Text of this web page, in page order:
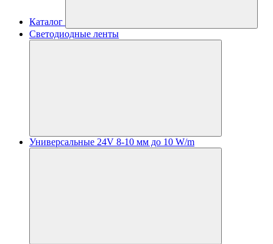
Каталог
Светодиодные ленты
Универсальные 24V 8-10 мм до 10 W/m